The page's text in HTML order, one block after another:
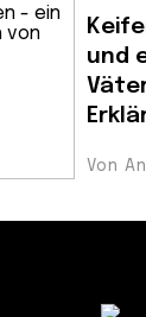
und
Von